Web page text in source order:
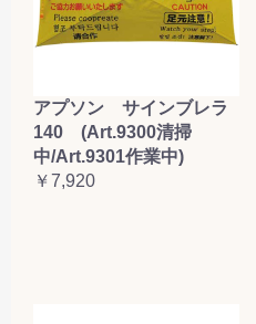
アプソン サインブレラ
140 (Art.9300清掃
中/Art.9301作業中)
￥7,920